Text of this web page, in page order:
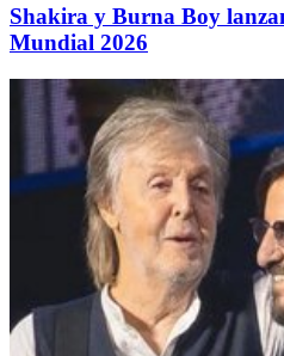
Shakira y Burna Boy
Mundial 2026